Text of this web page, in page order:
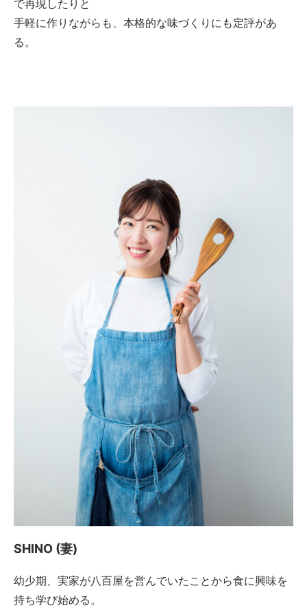
で再現したりと
手軽に作りながらも、本格的な味づくりにも定評があ
る。
SHINO (妻)
幼少期、実家が八百屋を営んでいたことから食に興味を
持ち学び始める。